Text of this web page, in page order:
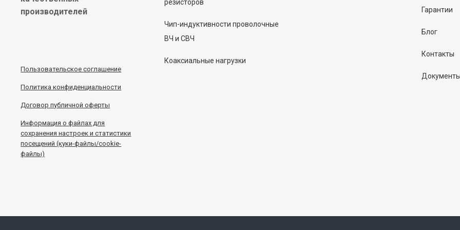
производителей
Пользовательское соглашение
Политика конфиденциальности
Договор публичной оферты
Информацияофайлах для
сохранения настроек и статистики
посещений (куки-файлы/cookie-
файлы)
резисторов
Чип-индуктивности проволочные
ВЧ и СВЧ
Коаксиальные нагрузки
Гарантии
Блог
Контакты